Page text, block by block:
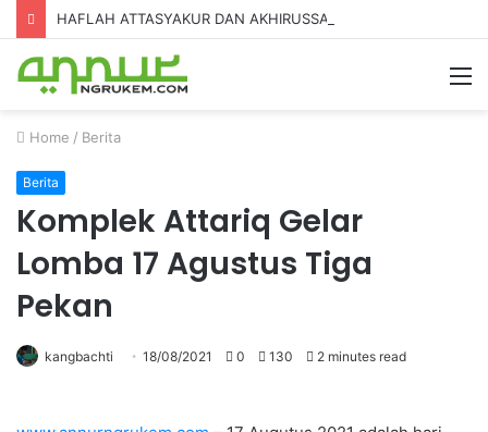
Home / Berita
Berita
Komplek Attariq Gelar
Lomba 17 Agustus Tiga
Pekan
kangbachti 18/08/2021 0 130 2 minutes read